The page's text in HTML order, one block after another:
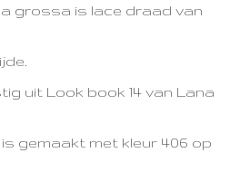
grossa is lace draad van
uit Look book 14 van Lana
gemaakt met kleur 406 op